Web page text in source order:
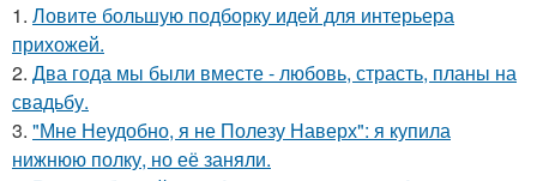
1. Ловите большую подборку идей для интерьера
прихожей.
2. Два года мы были вместе - любовь, страсть, планы на
свадьбу.
3. "Мне Неудобно, я не Полезу Наверх": я купила
нижнюю полку, но её заняли.